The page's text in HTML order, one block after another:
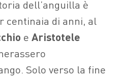
dell’anguilla è
centinaia di anni, al
e Aristotele
Solo verso la fine